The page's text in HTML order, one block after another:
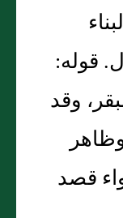
قوله:
وقد
قصد